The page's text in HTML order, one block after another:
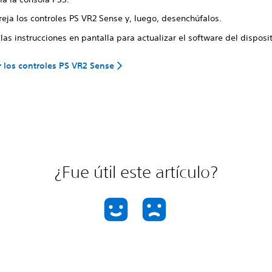
los controles PS VR2 Sense y, luego, desenchúfalos.
instrucciones en pantalla para actualizar el software del
los controles PS VR2 Sense
¿Fue útil este artículo?